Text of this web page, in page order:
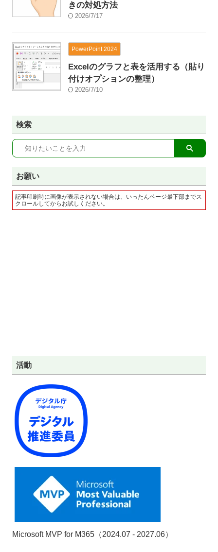
きの対処方法
2026/7/17
PowerPoint 2024
Excelのグラフと表を活用する（貼り
付けオプションの整理）
2026/7/10
検索
お願い
記事印刷時に画像が表示されない場合は、いったんページ最下部までス
クロールしてからお試しください。
活動
Microsoft MVP for M365（2024.07 - 2027.06）